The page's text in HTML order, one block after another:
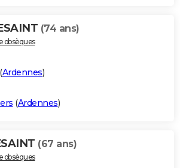
(74 ans)
obsèques
Ardennes)
(Ardennes)
(67 ans)
obsèques